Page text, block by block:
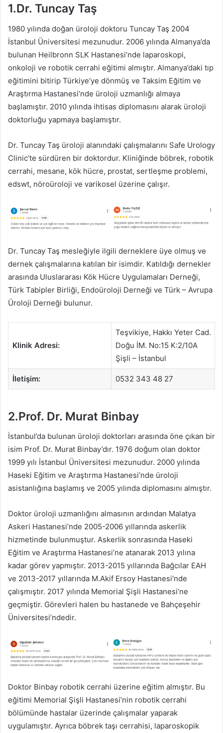
1.Dr. Tuncay Taş
1980 yılında doğan üroloji doktoru Tuncay Taş 2004
İstanbul Üniversitesi mezunudur. 2006 yılında Almanya’da
bulunan Heilbronn SLK Hastanesi’nde laparoskopi,
onkoloji ve robotik cerrahi eğitimi almıştır. Almanya’daki tıp
eğitimini bitirip Türkiye’ye dönmüş ve Taksim Eğitim ve
Araştırma Hastanesi’nde üroloji uzmanlığı almaya
başlamıştır. 2010 yılında ihtisas diplomasını alarak üroloji
doktorluğu yapmaya başlamıştır.
Dr. Tuncay Taş üroloji alanındaki çalışmalarını Safe Urology
Clinic’te sürdüren bir doktordur. Kliniğinde böbrek, robotik
cerrahi, mesane, kök hücre, prostat, sertleşme problemi,
edswt, nöroüroloji ve varikosel üzerine çalışır.
Dr. Tuncay Taş mesleğiyle ilgili derneklere üye olmuş ve
dernek çalışmalarına katılan bir isimdir. Katıldığı dernekler
arasında Uluslararası Kök Hücre Uygulamaları Derneği,
Türk Tabipler Birliği, Endoüroloji Derneği ve Türk – Avrupa
Üroloji Derneği bulunur.
Klinik Adresi:
Teşvikiye, Hakkı Yeter Cad.
Doğu İM. No:15 K:2/10A
Şişli – İstanbul
İletişim: 0532 343 48 27
2.Prof. Dr. Murat Binbay
İstanbul’da bulunan üroloji doktorları arasında öne çıkan bir
isim Prof. Dr. Murat Binbay’dır. 1976 doğum olan doktor
1999 yılı İstanbul Üniversitesi mezunudur. 2000 yılında
Haseki Eğitim ve Araştırma Hastanesi’nde üroloji
asistanlığına başlamış ve 2005 yılında diplomasını almıştır.
Doktor üroloji uzmanlığını almasının ardından Malatya
Askeri Hastanesi’nde 2005-2006 yıllarında askerlik
hizmetinde bulunmuştur. Askerlik sonrasında Haseki
Eğitim ve Araştırma Hastanesi’ne atanarak 2013 yılına
kadar görev yapmıştır. 2013-2015 yıllarında Bağcılar EAH
ve 2013-2017 yıllarında M.Akif Ersoy Hastanesi’nde
çalışmıştır. 2017 yılında Memorial Şişli Hastanesi’ne
geçmiştir. Görevleri halen bu hastanede ve Bahçeşehir
Üniversitesi’ndedir.
Doktor Binbay robotik cerrahi üzerine eğitim almıştır. Bu
eğitimi Memorial Şişli Hastanesi’nin robotik cerrahi
bölümünde hastalar üzerinde çalışmalar yaparak
uygulamıştır. Ayrıca böbrek taşı cerrahisi, laparoskopik